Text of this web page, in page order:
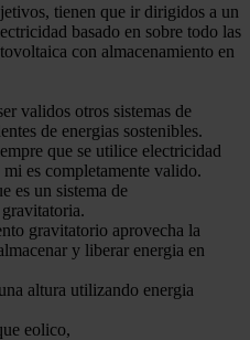
tienen que ir dirigidos a un
basado en sobre todo las
con almacenamiento en
validos otros sistemas de
de energias sostenibles.
que se utilice electricidad
es completamente valido.
es un sistema de
gravitatorio aprovecha la
y liberar energia en
altura utilizando energia
eolico,